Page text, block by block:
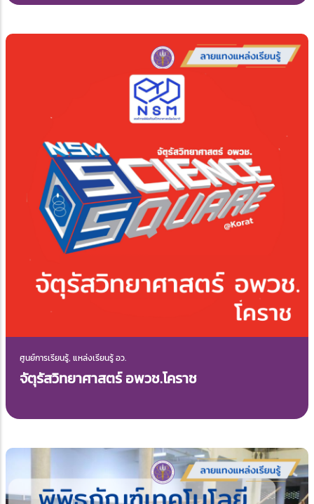
ศูนย์การเรียนรู้, แหล่งเรียนรู้ อว.
จัตุรัสวิทยาศาสตร์ อพวช.โคราช